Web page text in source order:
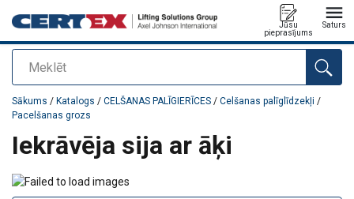
Meklēt
Jūsu
pieprasījums
Saturs
Pievienots jūsu pasūtījumam
Sākums / Katalogs / CELŠANAS PALĪGIERĪCES / Celšanas palīglīdzekļi /
Pacelšanas grozs
Iekrāvēja sija ar āķi